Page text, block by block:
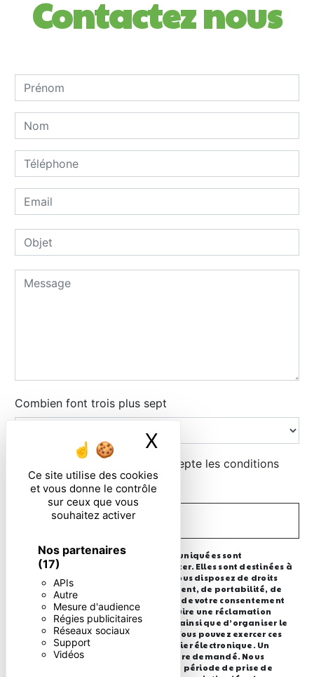
Ce site utilise des cookies
et vous donne le contrôle
sur ceux que vous
souhaitez activer
Nos partenaires
(17)
APIs
Autre
Mesure d'audience
Régies publicitaires
Réseaux sociaux
Support
Vidéos
X Masquer le
Contactez nous
Combien font trois plus sept
En cochant cette case, j'accepte les conditions
particulières ci-dessous **
ENVOYER
** Les données personnelles communiquées sont
nécessaires aux fins de vous contacter. Elles sont destinées à
l'entreprise et ses sous-traitants. Vous disposez de droits
d’accès, de rectification, d’effacement, de portabilité, de
limitation, d’opposition, de retrait de votre consentement
à tout moment et du droit d’introduire une réclamation
auprès d’une autorité de contrôle, ainsi que d’organiser le
sort de vos données post-mortem. Vous pouvez exercer ces
droits par voie postale ou par courrier électronique. Un
justificatif d'identité pourra vous être demandé. Nous
conservons vos données pendant la période de prise de